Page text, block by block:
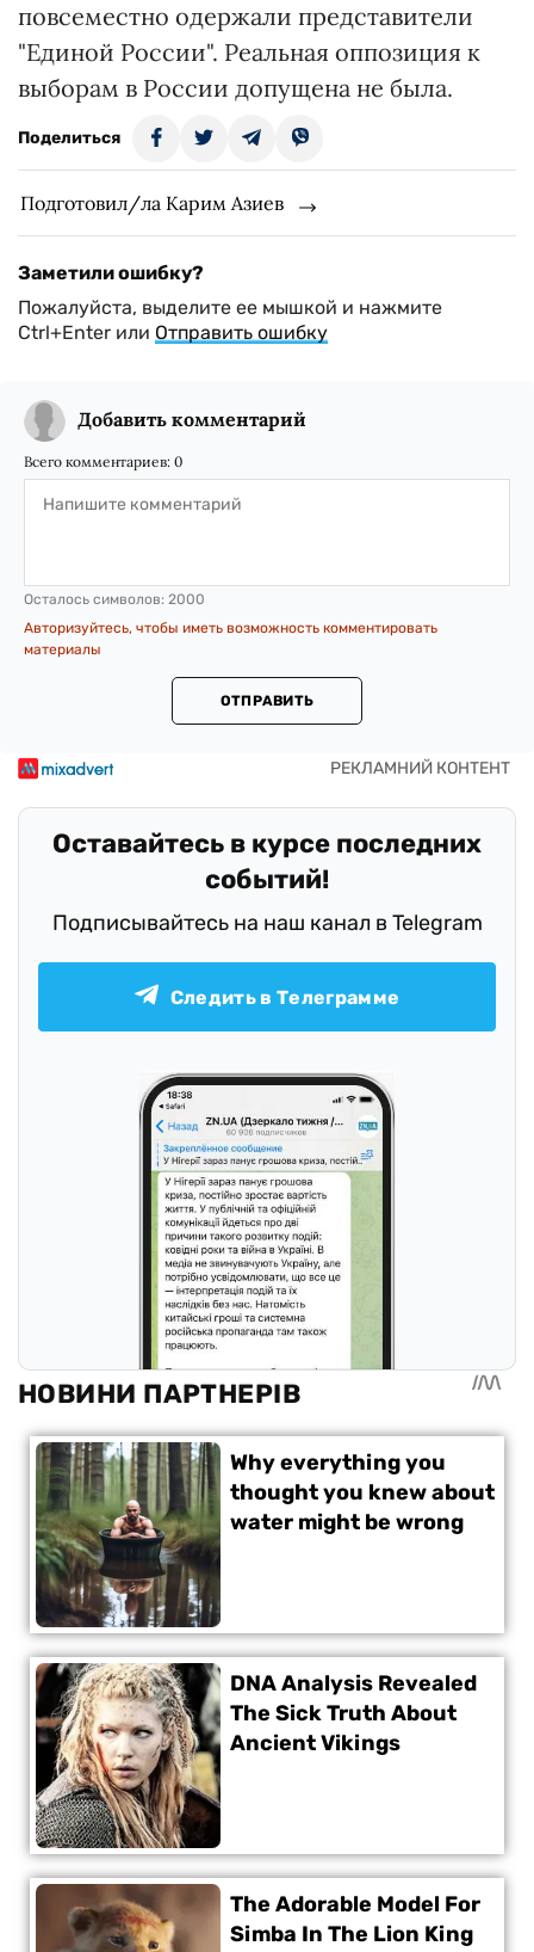
повсеместно одержали представители
"Единой России". Реальная оппозиция к
выборам в России допущена не была.
Поделиться
Подготовил/ла Карим Азиев
Заметили ошибку?
Пожалуйста, выделите ее мышкой и нажмите
Ctrl+Enter или Отправить ошибку
Добавить комментарий
Всего комментариев: 0
Осталось символов: 2000
Авторизуйтесь, чтобы иметь возможность комментировать
материалы
ОТПРАВИТЬ
Оставайтесь в курсе последних
событий!
Подписывайтесь на наш канал в Telegram
Следить в Телеграмме